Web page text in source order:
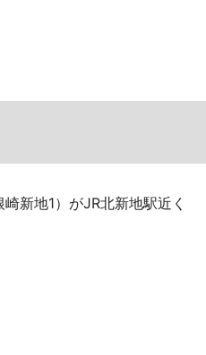
新地1）がJR北新地駅近く